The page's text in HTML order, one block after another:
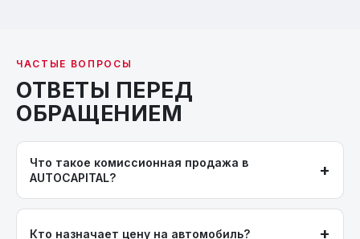
ЧАСТЫЕ ВОПРОСЫ
ОТВЕТЫ ПЕРЕД
ОБРАЩЕНИЕМ
Что такое комиссионная продажа в
AUTOCAPITAL?
+
Вы передаёте нам автомобиль на продажу по договору
Кто назначает цену на автомобиль? +